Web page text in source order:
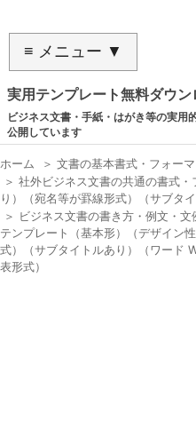
≡ メニュー ▼
実用テンプレート無料ダウン
ビジネス文書・手紙・はがき等の実
公開しています
ホーム ＞ 文書の基本書式・フォー
＞ 社外ビジネス文書の共通の書式
り）（宛名等が罫線形式）（サブタイ
＞ ビジネス文書の書き方・例文・文
テンプレート（基本形）（デザイン
式）（サブタイトルあり）（ワー
表形式）